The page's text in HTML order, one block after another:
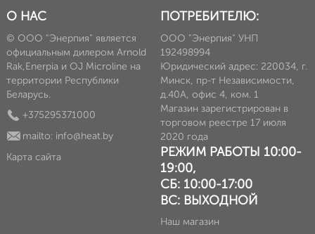
О НАС
© ООО "Энерпия" является
официальным дилером Arnold
Rak,Enerpia и OJ Microline на
территории Республики
Беларусь.
+375295371000
mailto: info@heat.by
Карта сайта
ПОТРЕБИТЕЛЮ:
ООО "Энерпия" УНП
192498994
Юридический адрес: 220034, г.
Минск, пр-т Независимости,
д.40А, офис 4, ком. 1
Магазин зарегистрирован в
торговом реестре 17 июля
2020 года
РЕЖИМ РАБОТЫ 10:00-
19:00,
СБ: 10:00-17:00
ВС: ВЫХОДНОЙ
Наш магазин